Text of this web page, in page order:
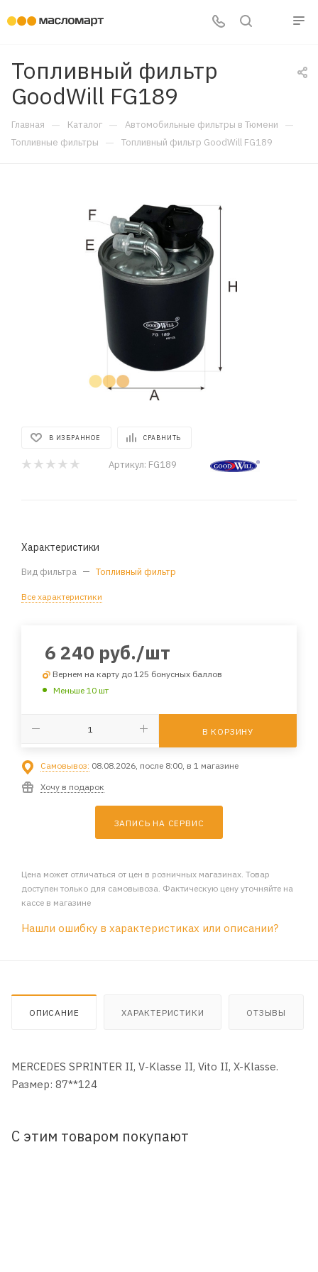
Топливный фильтр
GoodWill FG189
Главная — Каталог — Автомобильные фильтры в Тюмени —
Топливные фильтры — Топливный фильтр GoodWill FG189
В ИЗБРАННОЕ СРАВНИТЬ
Артикул: FG189
Характеристики
Вид фильтра — Топливный фильтр
Все характеристики
6 240 руб./шт
Вернем на карту до 125 бонусных баллов
Меньше 10 шт
В КОРЗИНУ
Самовывоз: 08.08.2026, после 8:00, в 1 магазине
Хочу в подарок
ЗАПИСЬ НА СЕРВИС
Цена может отличаться от цен в розничных магазинах. Товар
доступен только для самовывоза. Фактическую цену уточняйте на
кассе в магазине
Нашли ошибку в характеристиках или описании?
ОПИСАНИЕ ХАРАКТЕРИСТИКИ ОТЗЫВЫ
MERCEDES SPRINTER II, V-Klasse II, Vito II, X-Klasse.
Размер: 87**124
С этим товаром покупают